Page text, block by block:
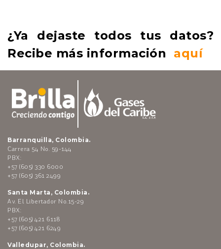
¿Ya dejaste todos tus datos?
Recibe más información
aquí
Barranquilla, Colombia.
Carrera 54 No. 59-144
PBX:
+57 (605) 330 6000
+57 (605) 361 2499
Santa Marta, Colombia.
Av. El Libertador No.15-29
PBX:
+57 (605) 421 6118
+57 (605) 421 6249
Valledupar, Colombia.